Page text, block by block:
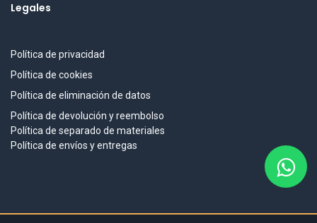
Legales
Política de privacidad
Política de cookies
Política de eliminación de datos
Política de devolución y reembolso
Política de separado de materiales
Política de envíos y entregas